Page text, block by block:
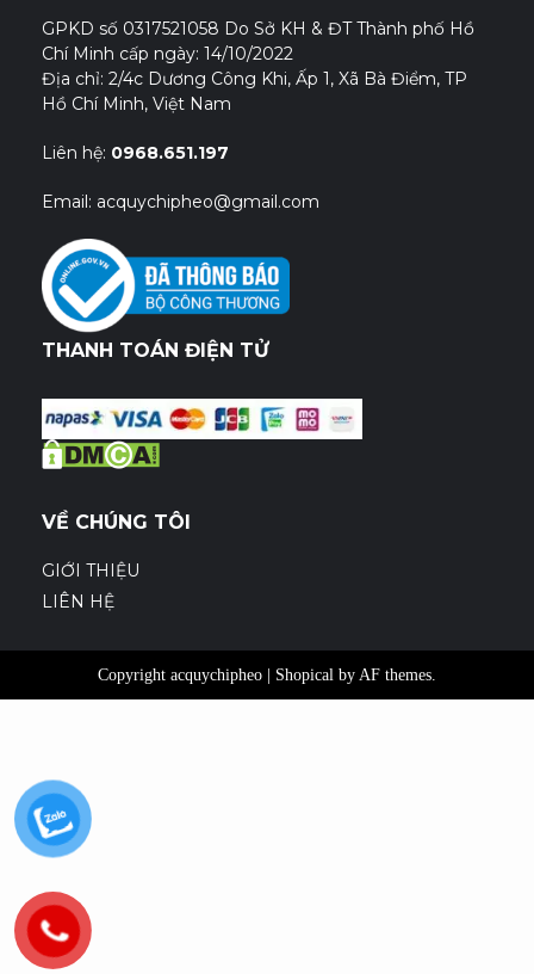
GPKD số 0317521058 Do Sở KH & ĐT Thành phố Hồ
Chí Minh cấp ngày: 14/10/2022
Địa chỉ: 2/4c Dương Công Khi, Ấp 1, Xã Bà Điểm, TP
Hồ Chí Minh, Việt Nam
Liên hệ: 0968.651.197
Email: acquychipheo@gmail.com
THANH TOÁN ĐIỆN TỬ
VỀ CHÚNG TÔI
GIỚI THIỆU
LIÊN HỆ
Copyright acquychipheo Shopical by AF themes.